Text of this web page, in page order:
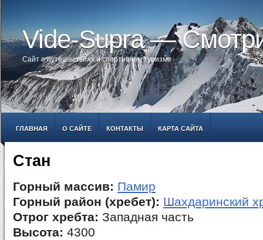
Vide-Supra —
Сайт о путешествиях и спортивном туризме
ГЛАВНАЯ О САЙТЕ КОНТАКТЫ КАРТА САЙТА
Стан
Горный массив: Памир
Горный район (хребет): Шахдаринский
Отрог хребта: Западная часть
Высота: 4300